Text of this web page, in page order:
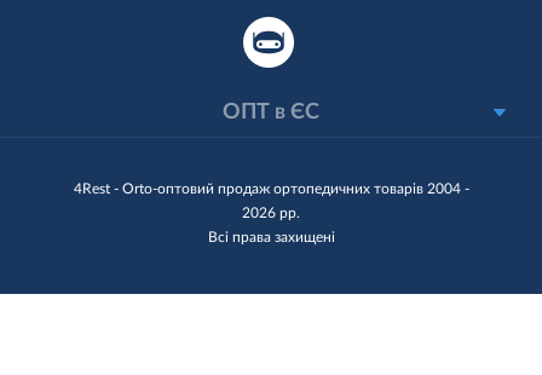
4Rest - Orto-оптовий продаж ортопедичних товарів 2004 -
2026 рр.
Всі права захищені
ОПТ в ЄС